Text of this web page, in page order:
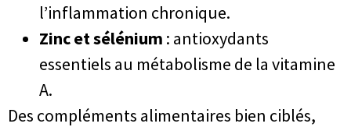
l’inflammation chronique.
Zinc et sélénium : antioxydants
essentiels au métabolisme de la vitamine
A.
Des compléments alimentaires bien ciblés,